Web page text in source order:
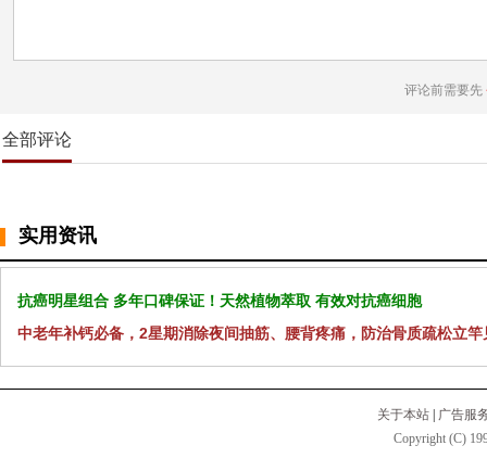
评论前需要先
全部评论
实用资讯
抗癌明星组合 多年口碑保证！天然植物萃取 有效对抗癌细胞
中老年补钙必备，2星期消除夜间抽筋、腰背疼痛，防治骨质疏松立竿
关于本站
广告服
Copyright (C)